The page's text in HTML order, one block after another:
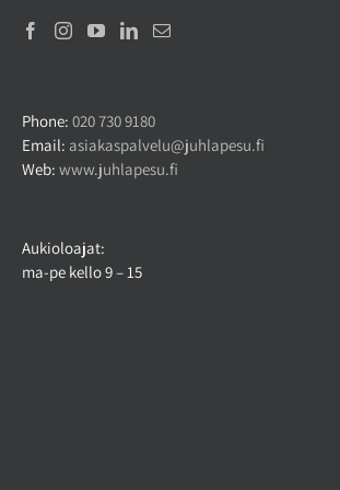
Phone: 020 730 9180
Email: asiakaspalvelu@juhlapesu.fi
Web: www.juhlapesu.fi
Aukioloajat:
ma-pe kello 9 – 15